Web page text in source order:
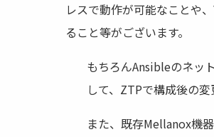
レスで動作が可能なことや
ること等がございます。
もちろんAnsibleのネッ
して、ZTPで構成後の変
また、既存Mellanox機